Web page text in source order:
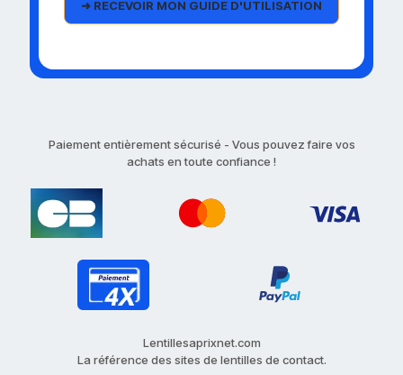
Paiement entièrement sécurisé - Vous pouvez faire vos
achats en toute confiance !
Lentillesaprixnet.com
La référence des sites de lentilles de contact.